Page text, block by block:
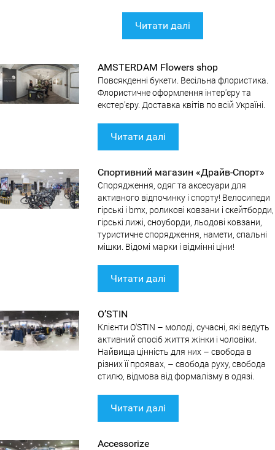
Читати далі
AMSTERDAM Flowers shop
Повсякденні букети. Весільна флористика.
Флористичне оформлення інтер'єру та
екстер'єру. Доставка квітів по всій Україні.
Читати далі
Спортивний магазин «Драйв-Спорт»
Спорядження, одяг та аксесуари для
активного відпочинку і спорту! Велосипеди
гірські і bmx, роликові ковзани і скейтборди,
гірські лижі, сноуборди, льодові ковзани,
туристичне спорядження, намети, спальні
мішки. Відомі марки і відмінні ціни!
Читати далі
O’STIN
Клієнти O'STIN – молоді, сучасні, які ведуть
активний спосіб життя жінки і чоловіки.
Найвища цінність для них – свобода в
різних її проявах, – свобода руху, свобода
стилю, відмова від формалізму в одязі.
Читати далі
Accessorize